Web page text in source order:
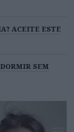
ACEITE ESTE
SEM